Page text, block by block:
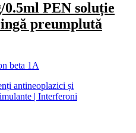
PEN soluție
preumplută
beta 1A
antineoplazici și
| Interferoni